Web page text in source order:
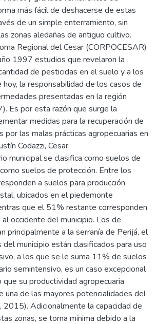
más fácil de deshacerse de estas
de un simple enterramiento, sin
zonas aledañas de antiguo cultivo.
Regional del Cesar (CORPOCESAR)
1997 estudios que revelaron la
de pesticidas en el suelo y a los
la responsabilidad de los casos de
presentadas en la región
Es por esta razón que surge la
medidas para la recuperación de
por las malas prácticas agropecuarias en
Codazzi, Cesar.
municipal se clasifica como suelos de
suelos de protección. Entre los
a suelos para producción
ubicados en el piedemonte
que el 51% restante corresponden
occidente del municipio. Los de
principalmente a la serranía de Perijá, el
municipio están clasificados para uso
a los que se le suma 11% de suelos
semintensivo, es un caso excepcional
que su productividad agropecuaria
una de las mayores potencialidades del
2015). Adicionalmente la capacidad de
zonas, se torna mínima debido a la